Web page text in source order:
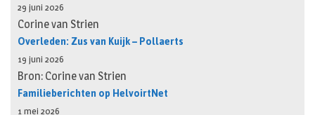
29 juni 2026
Corine van Strien
Overleden: Zus van Kuijk – Pollaerts
19 juni 2026
Bron: Corine van Strien
Familieberichten op HelvoirtNet
1 mei 2026